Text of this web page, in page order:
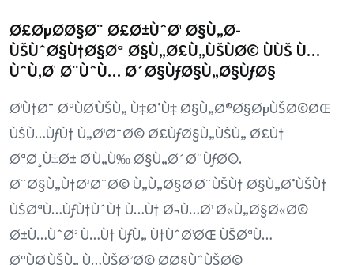
Ø£ØµØ­Ø§Ø¨ Ø£Ø±ÙˆØ¹ Ø§Ù„Ø­
ÙŠÙˆØ§Ù†Ø§Øª Ø§Ù„Ø£Ù„ÙŠÙØ© ÙÙŠ Ù…
ÙˆÙ‚Ø¹ Ø¨ÙˆÙ… Ø´Ø§ÙƒØ§Ù„Ø§ÙƒØ§
Ø¹Ù†Ø¯ ØªÙØ¹ÙŠÙ„ Ù‡Ø°Ù‡ Ø§Ù„Ø®Ø§ØµÙŠØ©ØŒ
ÙŠÙ…ÙƒÙ† Ù„Ø¹Ø¯Ø© Ø£ÙƒØ§Ù„ÙŠÙ„ Ø£Ù†
ØªØ¸Ù‡Ø± Ø¹Ù„Ù‰ Ø§Ù„Ø´Ø¨ÙƒØ©.
Ø¨Ø§Ù„Ù†Ø³Ø¨Ø© Ù„Ù„Ø§Ø¹Ø¨ÙŠÙ† Ø§Ù„Ø°ÙŠÙ†
ÙŠØªÙ…ÙƒÙ†ÙˆÙ† Ù…Ù† Ø¬Ù…Ø¹ Ø«Ù„Ø§Ø«Ø©
Ø±Ù…ÙˆØ² Ù…Ù† ÙƒÙ„ Ù†ÙˆØ¹ØŒ ÙŠØªÙ…
ØªÙØ¹ÙŠÙ„ Ù…ÙŠØ²Ø© Ø­Ø§ÙˆÙŠØ©